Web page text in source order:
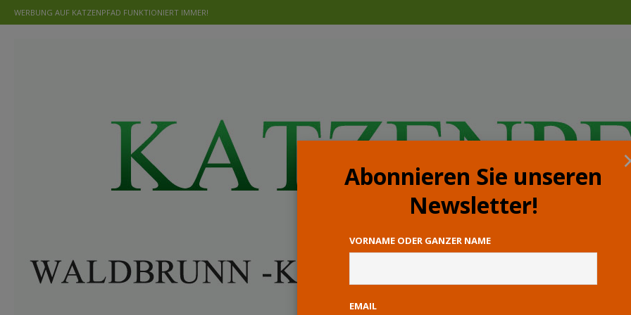
WERBUNG AUF KATZENPFAD FUNKTIONIERT IMMER!
Abonnieren Sie unseren
Newsletter!
VORNAME ODER GANZER NAME
EMAIL